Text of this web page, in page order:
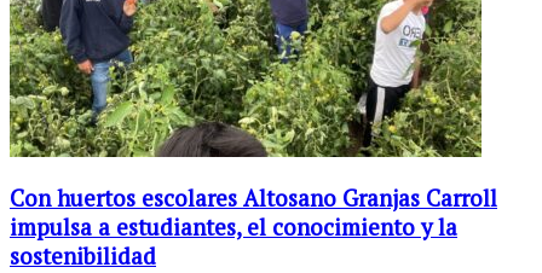
Con huertos escolares Altosano Granjas Carroll
impulsa a estudiantes, el conocimiento y la
sostenibilidad